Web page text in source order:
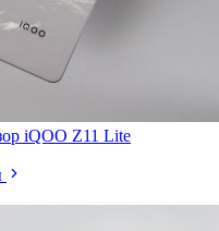
iQOO Z11 Lite